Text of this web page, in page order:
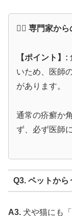
👨‍⚕️ 専門家か
【ポイント】:
いため、医師
があります。
通常の疥癬か
ず、必ず医師
Q3. ペットから
A3. 犬や猫にも